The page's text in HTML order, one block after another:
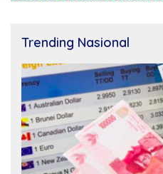
Trending Nasional